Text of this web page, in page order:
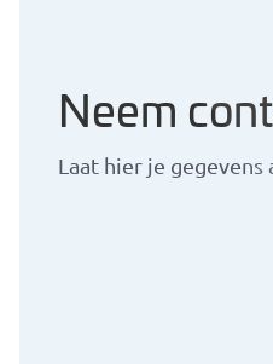
Neem
Laat hier je gegevens